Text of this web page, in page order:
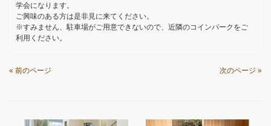
学会になります。
ご興味のある方は是非見に来てください。
※すみません、駐車場がご用意できないので、近隣のコインパークをご
利用ください。
« 前のページ 次のページ »